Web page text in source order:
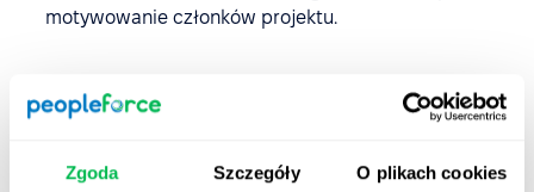
Zgoda Szczegóły O plikach cookies
motywowanie członków projektu.
podstawie wskaźników behawioralnych, takich jak liczba
współpracowników.